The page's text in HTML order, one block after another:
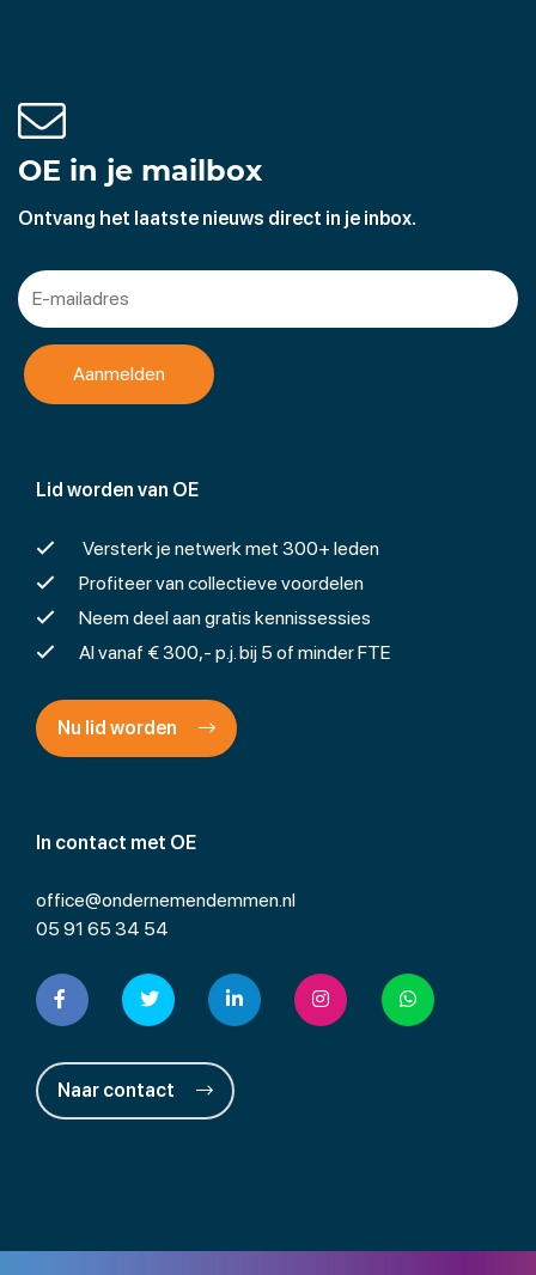
In contact met OE
office@ondernemendemmen.nl
05 91 65 34 54
Naar contact
Lid worden van OE
Versterk je netwerk met 300+ leden
Profiteer van collectieve voordelen
Neem deel aan gratis kennissessies
Al vanaf € 300,- p.j. bij 5 of minder FTE
Nu lid worden
OE in je mailbox
Ontvang het laatste nieuws direct in je inbox.